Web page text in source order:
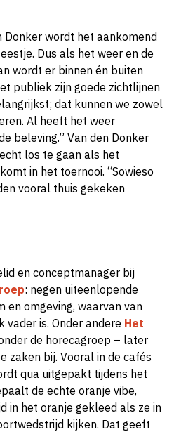
wordt het aankomend
Dus als het weer en de
wordt er binnen én buiten
publiek zijn goede zichtlijnen
dat kunnen we zowel
Al heeft het weer
beleving.” Van den Donker
los te gaan als het
in het toernooi. “Sowieso
vooral thuis gekeken
en conceptmanager bij
: negen uiteenlopende
en omgeving, waarvan van
is. Onder andere Het
de horecagroep – later
zaken bij. Vooral in de cafés
qua uitgepakt tijdens het
de echte oranje vibe,
in het oranje gekleed als ze in
kijken. Dat geeft